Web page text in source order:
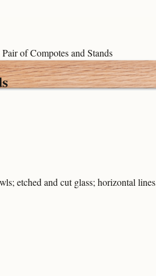
Pair of Compotes and Stands
etched and cut glass; horizontal